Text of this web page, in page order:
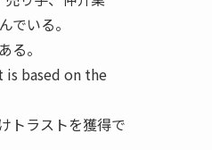
いる。
る。
is based on the
トラストを獲得で